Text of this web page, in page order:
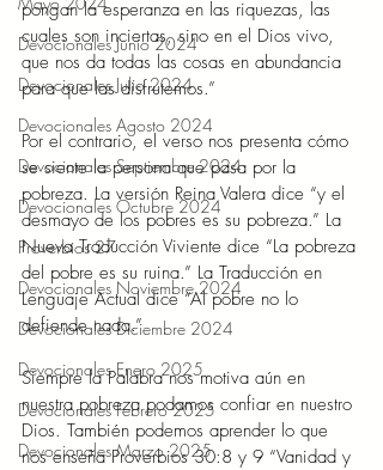
Devocionales Junio 2024
Devocionales Julio 2024
Devocionales Agosto 2024
Devocionales Septiembre 2024
Devocionales Octubre 2024
Proverbios 27
Devocionales Noviembre 2024
Devocionales Diciembre 2024
Devocionales Enero 2025
Devocionales Febrero 2025
Devocionales Marzo 2025
pongan la esperanza en las riquezas, las
cuales son inciertas, sino en el Dios vivo,
que nos da todas las cosas en abundancia
para que las disfrutemos.”
Por el contrario, el verso nos presenta cómo
se siente la persona que pasa por la
pobreza. La versión Reina Valera dice “y el
desmayo de los pobres es su pobreza.” La
Nueva Traducción Viviente dice “La pobreza
del pobre es su ruina.” La Traducción en
Lenguaje Actual dice “Al pobre no lo
defiende nada.”
Siempre la Palabra nos motiva aún en
nuestra pobreza podamos confiar en nuestro
Dios. También podemos aprender lo que
nos enseña Proverbios 30:8 y 9 “Vanidad y